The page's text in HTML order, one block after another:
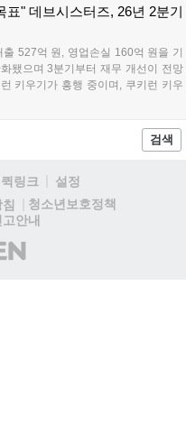
라운지에서 확인할 수 있다. 이용자
를 통해 성장을 지원받을 수 있다....
" 데브시스터즈, 26년 2분기
527억 원, 영업손실 160억 원을 기
됐으며 3분기부터 재무 개선이 전망
키우기가 흥행 중이며, 쿠키런 키우
2주 간격의 콘텐츠를 제공한다. 또한
흥행을 통해 하반기 실적 턴어라운드
검색
퀵링크
설정
청소년보호정책
안내